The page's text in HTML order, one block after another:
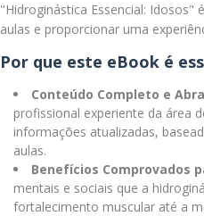
"Hidroginástica Essencial: Idosos"
aulas e proporcionar uma
Por que este eBook é
Conteúdo Completo e
profissional experiente da área
informações atualizadas,
aulas.
Benefícios Comprovados
mentais e sociais que a
fortalecimento muscular até a